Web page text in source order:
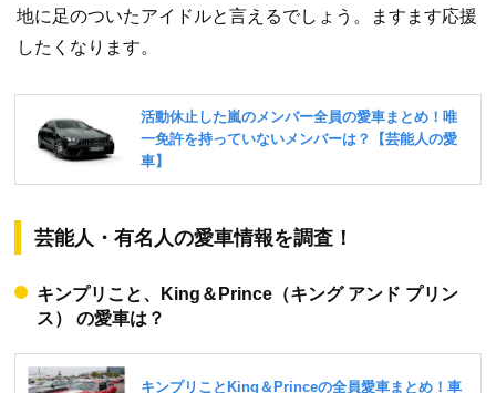
地に足のついたアイドルと言えるでしょう。ますます応援
したくなります。
芸能人・有名人の愛車情報を調査！
キンプリこと、King＆Prince（キング アンド プリン
ス） の愛車は？